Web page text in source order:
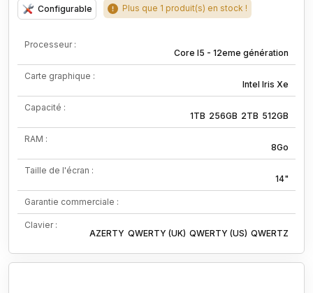
Configurable Plus que 1 produit(s) en stock !
Processeur :
Core I5 - 12eme génération
Carte graphique :
Intel Iris Xe
Capacité :
1TB 256GB 2TB 512GB
RAM :
8Go
Taille de l'écran :
14"
Garantie commerciale :
Clavier :
AZERTY QWERTY (UK) QWERTY (US) QWERTZ